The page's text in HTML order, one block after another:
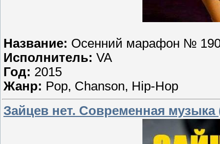
Название: Осенний марафон №
Исполнитель: VA
Год: 2015
Жанр: Pop, Chanson, Hip-Hop
Зайцев нет. Современная музыка